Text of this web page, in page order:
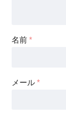
名前 *
メール *